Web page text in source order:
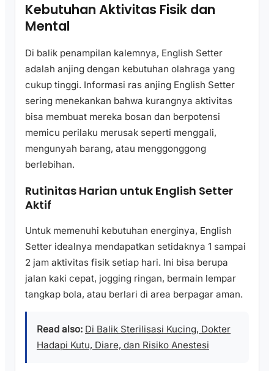
Kebutuhan Aktivitas Fisik dan
Mental
Di balik penampilan kalemnya, English Setter
adalah anjing dengan kebutuhan olahraga yang
cukup tinggi. Informasi ras anjing English Setter
sering menekankan bahwa kurangnya aktivitas
bisa membuat mereka bosan dan berpotensi
memicu perilaku merusak seperti menggali,
mengunyah barang, atau menggonggong
berlebihan.
Rutinitas Harian untuk English Setter
Aktif
Untuk memenuhi kebutuhan energinya, English
Setter idealnya mendapatkan setidaknya 1 sampai
2 jam aktivitas fisik setiap hari. Ini bisa berupa
jalan kaki cepat, jogging ringan, bermain lempar
tangkap bola, atau berlari di area berpagar aman.
Read also: Di Balik Sterilisasi Kucing, Dokter
Hadapi Kutu, Diare, dan Risiko Anestesi